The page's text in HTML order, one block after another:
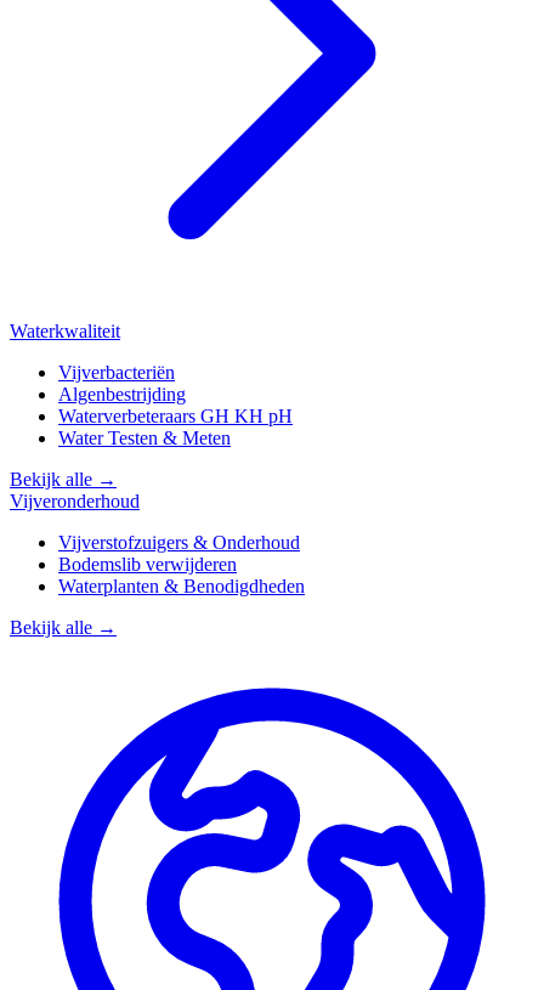
Waterkwaliteit
Vijverbacteriën
Algenbestrijding
Waterverbeteraars GH KH pH
Water Testen & Meten
Bekijk alle →
Vijveronderhoud
Vijverstofzuigers & Onderhoud
Bodemslib verwijderen
Waterplanten & Benodigdheden
Bekijk alle →